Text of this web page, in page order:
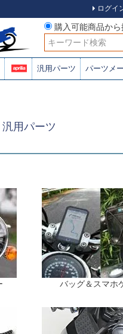
ログイ
購入可能商品か
検索
汎用パーツ パーツメ
汎用パーツ
バッグ＆スマホ